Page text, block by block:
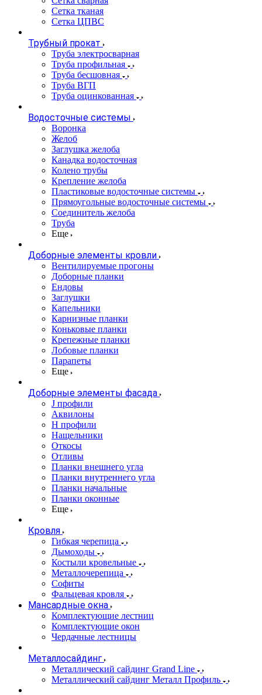
Сетка тканая
Сетка ЦПВС
Трубный прокат
Труба электросварная
Труба профильная
Труба бесшовная
Труба ВГП
Труба оцинкованная
Водосточные системы
Воронка
Желоб
Заглушка желоба
Канадка водосточная
Колено трубы
Крепление желоба
Пластиковые водосточные системы
Прямоугольные водосточные системы
Соединитель желоба
Труба
Еще
Доборные элементы кровли
Вентилируемые прогоны
Доборные планки
Ендовы
Заглушки
Капельники
Карнизные планки
Коньковые планки
Крепежные планки
Лобовые планки
Парапеты
Еще
Доборные элементы фасада
J профили
Аквилоны
Н профили
Нащельники
Откосы
Отливы
Планки внешнего угла
Планки внутреннего угла
Планки начальные
Планки оконные
Еще
Кровля
Гибкая черепица
Дымоходы
Костыли кровельные
Металлочерепица
Софиты
Фальцевая кровля
Мансардные окна
Комплектующие лестниц
Комплектующие окон
Чердачные лестницы
Металлосайдинг
Металлический сайдинг Grand Line
Металлический сайдинг Металл Профиль